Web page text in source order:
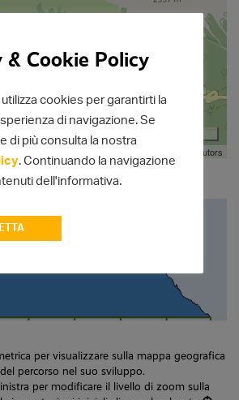
contributors
per visualizzare sulla mappa geografica
percorso nel suo sviluppo.
per modificare il livello di zoom sulla
& Cookie Policy
cookies per garantirti la
di navigazione. Se
di più consulta la nostra
. Continuando la navigazione
dell'informativa.